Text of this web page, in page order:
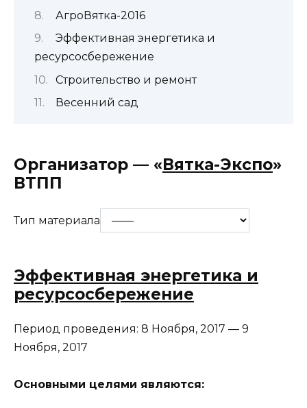
АгроВятка-2016
Эффективная энергетика и
ресурсосбережение
Строительство и ремонт
Весенний сад
Организатор — «Вятка-Экспо»
ВТПП
Тип материала
Эффективная энергетика и
ресурсосбережение
Период проведения: 8 Ноября, 2017 — 9
Ноября, 2017
Основными целями являются: